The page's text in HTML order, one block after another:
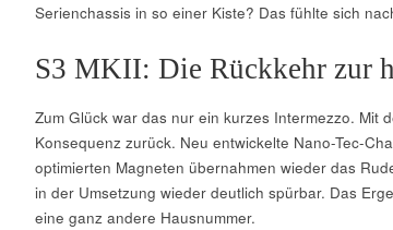
Serienchassis in so einer Kiste? Das fühlte sich
S3 MKII: Die Rückkehr zur
Zum Glück war das nur ein kurzes Intermezzo. Mit
Konsequenz zurück. Neu entwickelte Nano-Tec-
optimierten Magneten übernahmen wieder das
in der Umsetzung wieder deutlich spürbar. Das
eine ganz andere Hausnummer.